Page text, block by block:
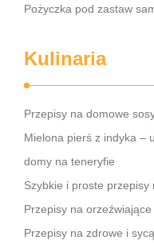
Pożyczka pod zastaw
Kulinaria
Przepisy na domowe
Mielona pierś z indyka –
domy na teneryfie
Szybkie i proste przepisy
Przepisy na
Przepisy na zdrowe i